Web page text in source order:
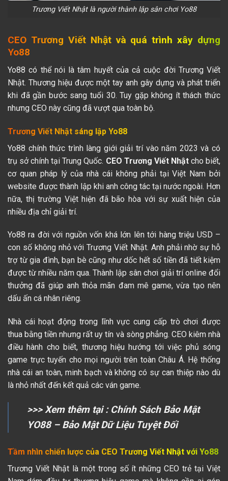
Trương Viết Nhật là người thành lập sân chơi Yo88
CEO Trương Viết Nhật và quá trình xây dựng
Yo88
Yo88 có thể nói là tâm huyết của cả cuộc đời Trương Viết
Nhật. Thương hiệu được một tay anh gây dựng và phát triển
khi đã gần bước sang tuổi 30. Tuy gặp không ít thách thức
nhưng CEO này cũng đã vượt qua toàn bộ.
Trương Viết Nhật sáng lập Yo88
Yo88 chính thức trình làng giới giải trí vào năm 2023 và có
trụ sở chính tại Trung Quốc. CEO Trương Viết Nhật cho biết,
cơ quan pháp lý của nhà cái không phải tại Việt Nam bởi
website được thành lập khi anh công tác tại nước ngoài. Hơn
nữa, thị trường Việt hiện đã bão hòa với sự xuất hiện của
nhiều địa chỉ giải trí.
Yo88 ra đời với nguồn vốn khá lớn lên tới hàng triệu USD –
con số không nhỏ với Trương Viết Nhật. Anh phải nhờ sự hỗ
trợ từ gia đình, bạn bè cũng như dốc hết số tiền đã tiết kiệm
được từ nhiều năm qua. Thành lập sân chơi giải trí online đổi
thưởng đã giúp anh thỏa mãn đam mê game, vừa tạo nên
dấu ấn cá nhân riêng.
Nhà cái hoạt động trong lĩnh vực cung cấp trò chơi được
thua bằng tiền nhưng rất uy tín và sòng phẳng. CEO kiêm nhà
điều hành cho biết, thương hiệu hướng tới việc phủ sóng
game trực tuyến cho mọi người trên toàn Châu Á. Hệ thống
nhà cái an toàn, minh bạch và không có sự can thiệp nào dù
là nhỏ nhất đến kết quả các ván game.
>>> Xem thêm tại : Chính Sách Bảo Mật
YO88 – Bảo Mật Dữ Liệu Tuyệt Đối
Tầm nhìn chiến lược của CEO Trương Viết Nhật với Yo88
Trương Viết Nhật là một trong số ít những CEO trẻ tại Việt